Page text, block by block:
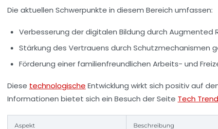
Die aktuellen Schwerpunkte in diesem Bereich umfassen:
Verbesserung der digitalen Bildung durch Augmented
Stärkung des Vertrauens durch Schutzmechanismen
Förderung einer familienfreundlichen Arbeits- und
Diese technologische Entwicklung wirkt sich positiv auf
Informationen bietet sich ein Besuch der Seite Tech
Aspekt Beschreibung